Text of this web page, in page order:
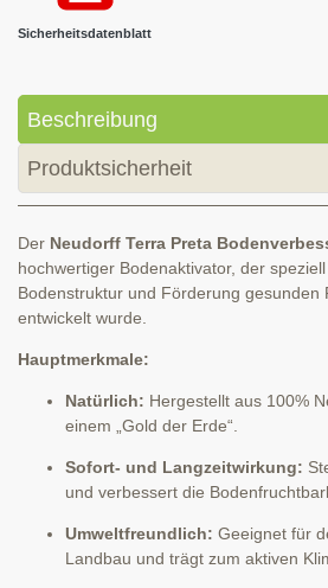
Sicherheitsdatenblatt
Beschreibung
Produktsicherheit
Der Neudorff Terra Preta
hochwertiger Bodenaktivator, der
Bodenstruktur und Förderung gesunden
entwickelt wurde.
Hauptmerkmale:
Natürlich: Hergestellt aus 100%
einem „Gold der Erde“.
Sofort- und Langzeitwirkung:
und verbessert die
Umweltfreundlich: Geeignet für
Landbau und trägt zum aktiven